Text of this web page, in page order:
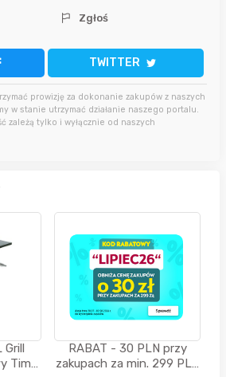
Zgłoś
TWITTER
prowizję za dokonanie zakupów z naszych
w stanie utrzymać działanie naszego portalu.
zależą tylko i wyłącznie od naszych
Grill
Time
RABAT - 30 PLN przy
zakupach za min. 299 PLN